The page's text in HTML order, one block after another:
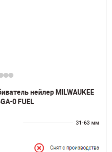
нейлер MILWAUKEE
0 FUEL
31-63 мм